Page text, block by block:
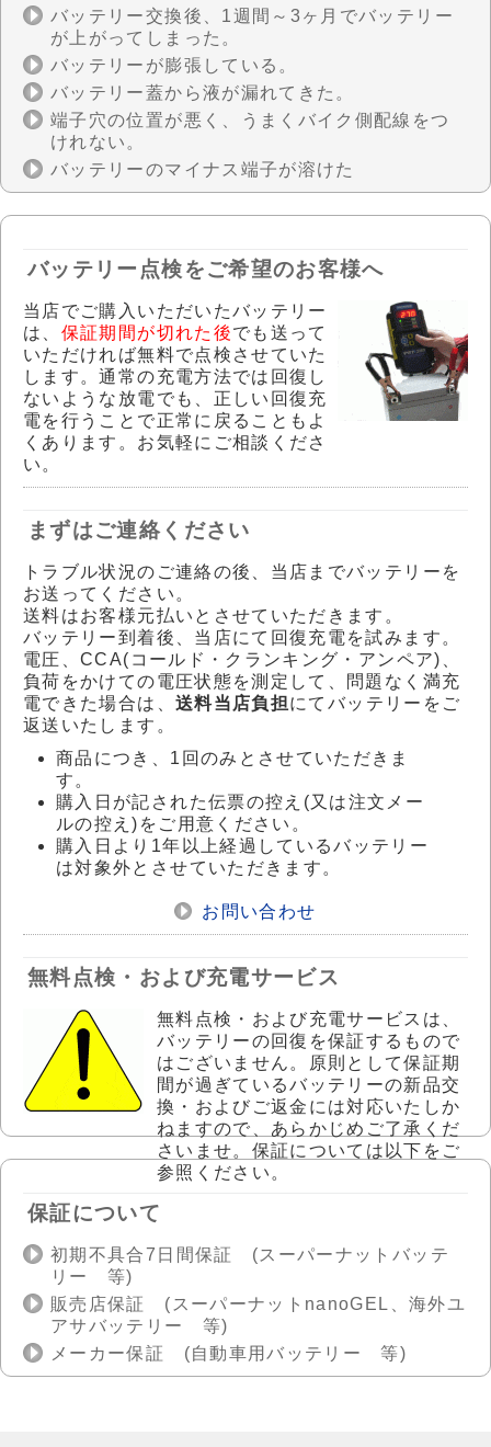
バッテリー交換後、1週間～3ヶ月でバッテリー
が上がってしまった。
バッテリーが膨張している。
バッテリー蓋から液が漏れてきた。
端子穴の位置が悪く、うまくバイク側配線をつ
けれない。
バッテリーのマイナス端子が溶けた
バッテリー点検をご希望のお客様へ
当店でご購入いただいたバッテリー
は、 保証期間が切れた後でも送って
いただければ無料で点検させていた
します。通常の充電方法では回復し
ないような放電でも、正しい回復充
電を行うことで正常に戻ることもよ
くあります。お気軽にご相談くださ
い。
まずはご連絡ください
トラブル状況のご連絡の後、当店までバッテリーを
お送ってください。
送料はお客様元払いとさせていただきます。
バッテリー到着後、当店にて回復充電を試みます。
電圧、CCA(コールド・クランキング・アンペア)、
負荷をかけての電圧状態を測定して、問題なく満充
電できた場合は、 送料当店負担にてバッテリーをご
返送いたします。
商品につき、1回のみとさせていただきま
す。
購入日が記された伝票の控え(又は注文メー
ルの控え)をご用意ください。
購入日より1年以上経過しているバッテリー
は対象外とさせていただきます。
お問い合わせ
無料点検・および充電サービス
無料点検・および充電サービスは、
バッテリーの回復を保証するもので
はございません。原則として保証期
間が過ぎているバッテリーの新品交
換・およびご返金には対応いたしか
ねますので、あらかじめご了承くだ
さいませ。保証については以下をご
参照ください。
保証について
初期不具合7日間保証 (スーパーナットバッテ
リー 等)
販売店保証 (スーパーナットnanoGEL、海外ユ
アサバッテリー 等)
メーカー保証 (自動車用バッテリー 等)